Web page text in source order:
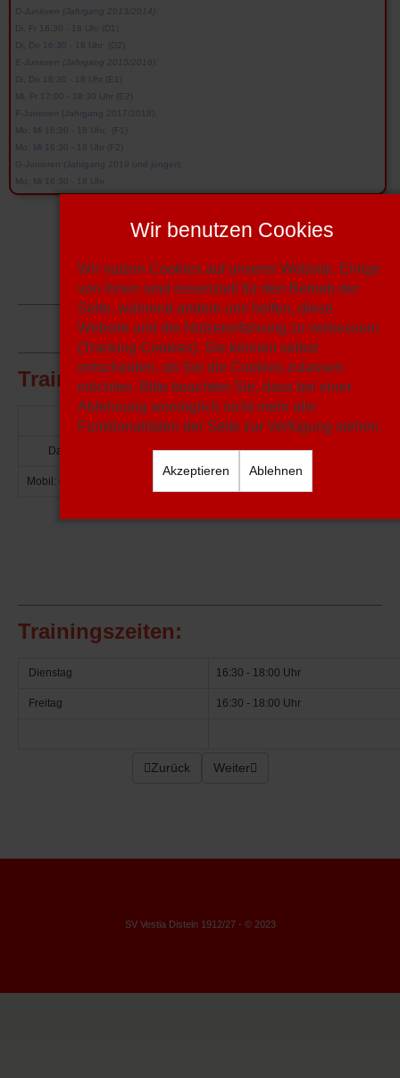
D-Junioren (Jahrgang 2013/2014):
Di, Fr 16:30 - 18 Uhr (D1)
Di, Do 16:30 - 18 Uhr (D2)
E-Junioren (Jahrgang 2015/2016):
Di, Do 16:30 - 18 Uhr (E1)
Mi, Fr 17:00 - 18:30 Uhr (E2)
F-Junioren (Jahrgang 2017/2018):
Mo, Mi 16:30 - 18 Uhr, (F1)
Mo, Mi 16:30 - 18 Uhr (F2)
G-Junioren (Jahrgang 2019 und jünger):
Mo, Mi 16:30 - 18 Uhr
Trainerteam:
Daniel Artmann Stefan Fleischer
Mobil: 01577 37 88 442 Mobil: 01573 54 04 240
Trainingszeiten:
Dienstag 16:30 - 18:00 Uhr
Freitag 16:30 - 18:00 Uhr
Vorheriger Beitrag: C1-Junioren
Zurück Nächster Beitrag: D2-Junioren
Weiter
SV Vestia Disteln 1912/27 - © 2023
Wir benutzen Cookies
Wir nutzen Cookies auf unserer Website. Einige
von ihnen sind essenziell für den Betrieb der
Seite, während andere uns helfen, diese
Website und die Nutzererfahrung zu verbessern
(Tracking Cookies). Sie können selbst
entscheiden, ob Sie die Cookies zulassen
möchten. Bitte beachten Sie, dass bei einer
Ablehnung womöglich nicht mehr alle
Funktionalitäten der Seite zur Verfügung stehen.
Akzeptieren Ablehnen